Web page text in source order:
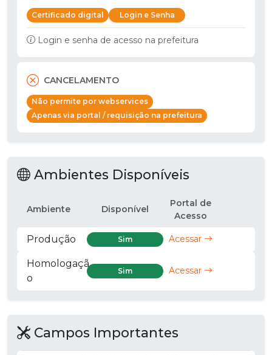
Certificado digital Login e Senha
Login e senha de acesso na prefeitura
CANCELAMENTO
Não permite por webservices
Apenas via portal / requisição na prefeitura
Ambientes Disponíveis
Ambiente Disponível
Portal de
Acesso
Produção Sim Acessar
Homologaçã
o
Sim Acessar
Campos Importantes